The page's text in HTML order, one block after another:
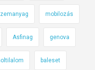
mobilozás
Asfinag genova
baleset